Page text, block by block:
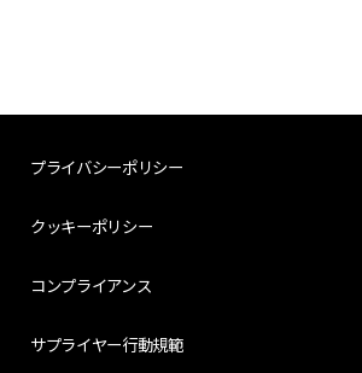
プライバシーポリシー
クッキーポリシー
コンプライアンス
サプライヤー行動規範